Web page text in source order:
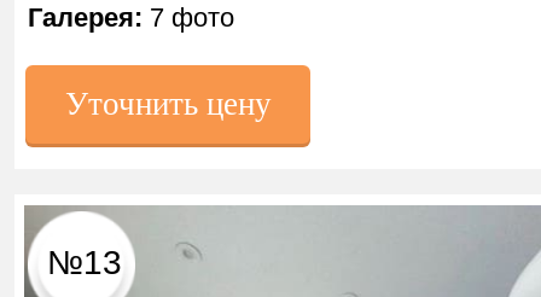
Уточнить цену
№13
Галерея: 7 фото